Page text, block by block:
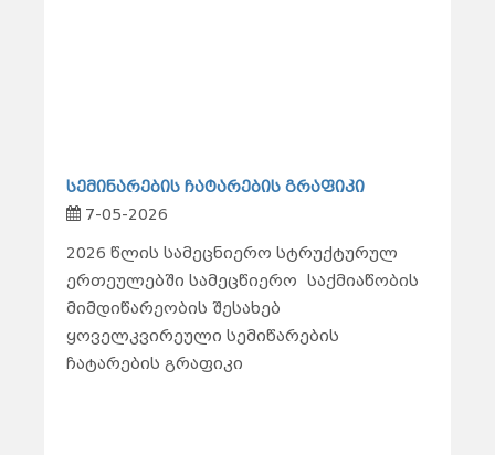
სემინარების ჩატარების გრაფიკი
7-05-2026
2026 წლის სამეცნიერო სტრუქტურულ
ერთეულებში სამეცწიერო საქმიაწობის
მიმდიწარეობის შესახებ
ყოველკვირეული სემიწარების
ჩატარების გრაფიკი